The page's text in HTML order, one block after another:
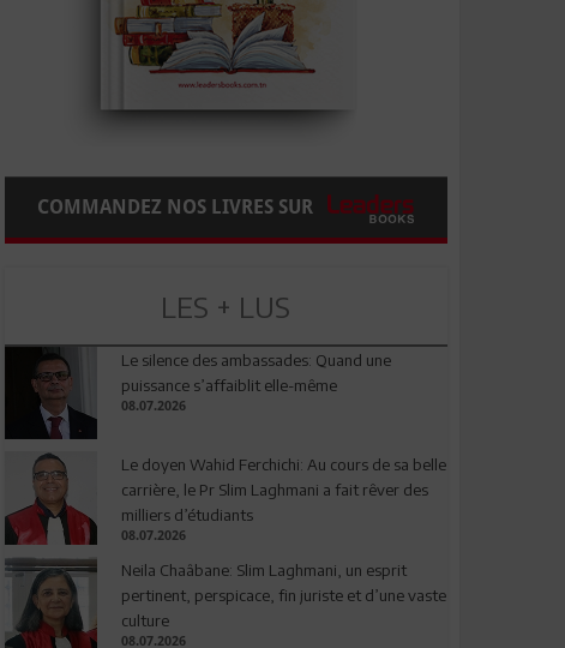
COMMANDEZ NOS LIVRES SUR
LES + LUS
Le silence des ambassades: Quand une
puissance s’affaiblit elle-même
08.07.2026
Le doyen Wahid Ferchichi: Au cours de sa belle
carrière, le Pr Slim Laghmani a fait rêver des
milliers d’étudiants
08.07.2026
Neila Chaâbane: Slim Laghmani, un esprit
pertinent, perspicace, fin juriste et d’une vaste
culture
08.07.2026